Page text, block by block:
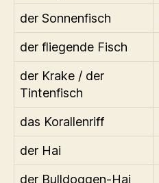
der Sonnenfisch
der fliegende Fisch
der Krake / der
Tintenfisch
das Korallenriff
der Hai
der Bulldoggen-Hai